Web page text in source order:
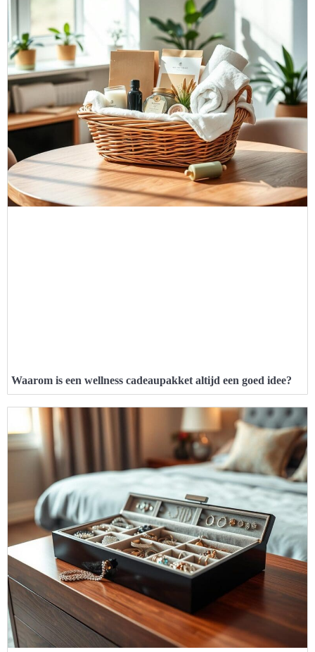
Waarom is een wellness cadeaupakket altijd een goed idee?